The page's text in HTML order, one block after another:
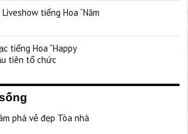
tiếng Hoa “Năm
tiếng Hoa “Happy
tiên tổ chức
phá vẻ đẹp Tòa nhà